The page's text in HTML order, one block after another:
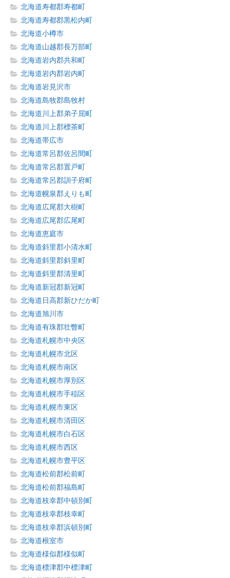
北海道寿都郡寿都町
北海道寿都郡黒松内町
北海道小樽市
北海道山越郡長万部町
北海道岩内郡共和町
北海道岩内郡岩内町
北海道岩見沢市
北海道島牧郡島牧村
北海道川上郡弟子屈町
北海道川上郡標茶町
北海道帯広市
北海道常呂郡佐呂間町
北海道常呂郡置戸町
北海道常呂郡訓子府町
北海道幌泉郡えりも町
北海道広尾郡大樹町
北海道広尾郡広尾町
北海道恵庭市
北海道斜里郡小清水町
北海道斜里郡斜里町
北海道斜里郡清里町
北海道新冠郡新冠町
北海道日高郡新ひだか町
北海道旭川市
北海道有珠郡壮瞥町
北海道札幌市中央区
北海道札幌市北区
北海道札幌市南区
北海道札幌市厚別区
北海道札幌市手稲区
北海道札幌市東区
北海道札幌市清田区
北海道札幌市白石区
北海道札幌市西区
北海道札幌市豊平区
北海道松前郡松前町
北海道松前郡福島町
北海道枝幸郡中頓別町
北海道枝幸郡枝幸町
北海道枝幸郡浜頓別町
北海道根室市
北海道様似郡様似町
北海道標津郡中標津町